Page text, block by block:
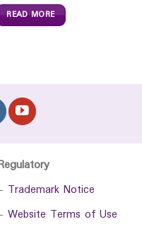
READ MORE
Trademark Notice
Website Terms of Use